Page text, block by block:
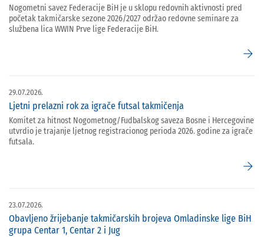
Nogometni savez Federacije BiH je u sklopu redovnih aktivnosti pred
početak takmičarske sezone 2026/2027 održao redovne seminare za
službena lica WWIN Prve lige Federacije BiH.
arrow_forward
29.07.2026.
Ljetni prelazni rok za igrače futsal takmičenja
Komitet za hitnost Nogometnog/Fudbalskog saveza Bosne i Hercegovine
utvrdio je trajanje ljetnog registracionog perioda 2026. godine za igrače
futsala.
arrow_forward
23.07.2026.
Obavljeno žrijebanje takmičarskih brojeva Omladinske lige BiH
grupa Centar 1, Centar 2 i Jug